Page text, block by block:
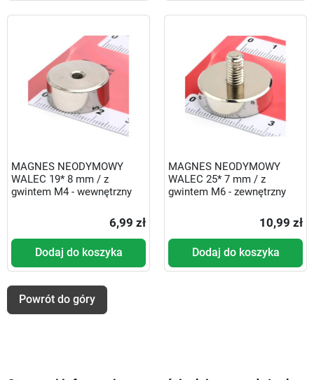
MAGNES NEODYMOWY
WALEC 19* 8 mm / z
gwintem M4 - wewnętrzny
6,99 zł
Dodaj do koszyka
MAGNES NEODYMOWY
WALEC 25* 7 mm / z
gwintem M6 - zewnętrzny
10,99 zł
Dodaj do koszyka
Powrót do góry